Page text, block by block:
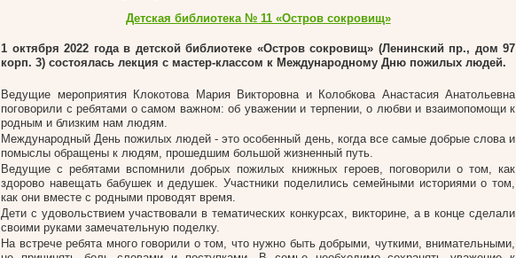
Детская библиотека № 11 «Остров сокровищ»
1 октября 2022 года в детской библиотеке «Остров сокровищ» (Ленинский пр., дом 97
корп. 3) состоялась лекция с мастер-классом к Международному Дню пожилых людей.
Ведущие мероприятия Клокотова Мария Викторовна и Колобкова Анастасия Анатольевна
поговорили с ребятами о самом важном: об уважении и терпении, о любви и взаимопомощи к
родным и близким нам людям.
Международный День пожилых людей - это особенный день, когда все самые добрые слова и
помыслы обращены к людям, прошедшим большой жизненный путь.
Ведущие с ребятами вспомнили добрых пожилых книжных героев, поговорили о том, как
здорово навещать бабушек и дедушек. Участники поделились семейными историями о том,
как они вместе с родными проводят время.
Дети с удовольствием участвовали в тематических конкурсах, викторине, а в конце сделали
своими руками замечательную поделку.
На встрече ребята много говорили о том, что нужно быть добрыми, чуткими, внимательными,